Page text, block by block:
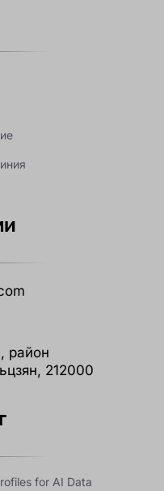
район
212000
for AI Data